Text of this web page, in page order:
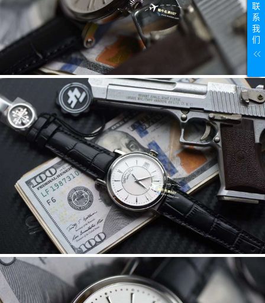
联
系
我
们